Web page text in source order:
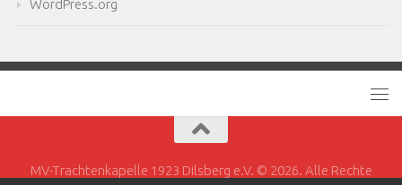
WordPress.org
MV-Trachtenkapelle 1923 Dilsberg e.V. © 2026. Alle Rechte